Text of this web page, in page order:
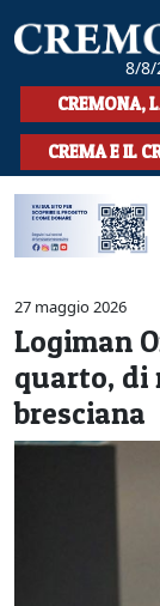
8/8/
HOME
CRONACA
SPORT
LA MUSICA
CULTURA
LA STORIA
SPETTACOLI
L'EDITORIALE
CREMONA,
CREMA E IL
27 maggio 2026
Logiman
quarto, di
bresciana